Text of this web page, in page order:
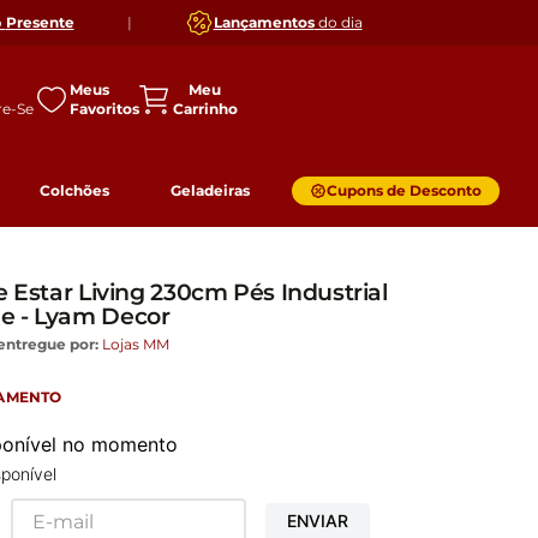
Presente | Lançamentosdo dia
Meus
Favoritos
Colchões Geladeiras Cupons de Desconto
Estar Living 230cm Pés Industrial
- Lyam Decor
por: Lojas MM
no momento
ENVIAR